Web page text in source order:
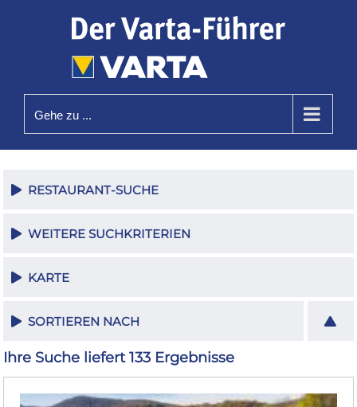
Gehe zu ...
RESTAURANT-SUCHE
WEITERE SUCHKRITERIEN
KARTE
SORTIEREN NACH
Ihre Suche liefert 133 Ergebnisse